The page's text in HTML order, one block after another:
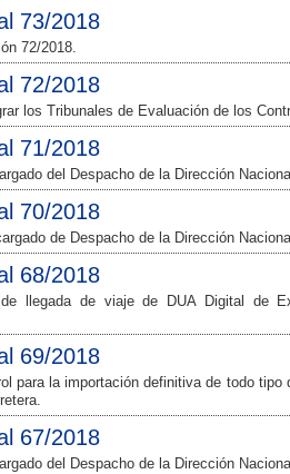
73/2018
72/2018.
72/2018
los Tribunales de Evaluación de los
71/2018
del Despacho de la Dirección
70/2018
de Despacho de la Dirección
68/2018
llegada de viaje de DUA Digital de
69/2018
para la importación definitiva de todo
67/2018
del Despacho de la Dirección